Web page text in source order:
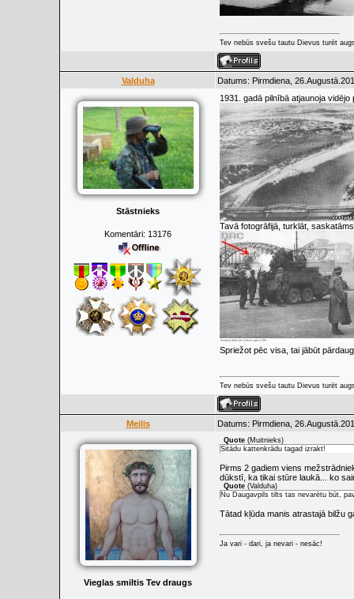
Tev nebūs svešu tautu Dievus turēt
Valduha Datums: Pirmdiena,
Stāstnieks
Komentāri: 13176
1931. gadā pilnībā atjaunoja
Tavā fotogrāfijā, turklāt,
Spriežot pēc visa, tai jābūt
Tev nebūs svešu tautu Dievus turēt
Meilis Datums: Pirmdiena,
Vieglas smiltis Tev draugs
Quote (Muitnieks)
Šitādu kattenkrādu tagad izrakt!
Pirms 2 gadiem viens
dūkstī, ka tikai stūre laukā... ko
Quote (Valduha)
Nu Daugavpils tilts tas nevarētu būt,
Tātad kļūda manis atrastajā bilžu
Ja vari - dari, ja nevari - nesāc!